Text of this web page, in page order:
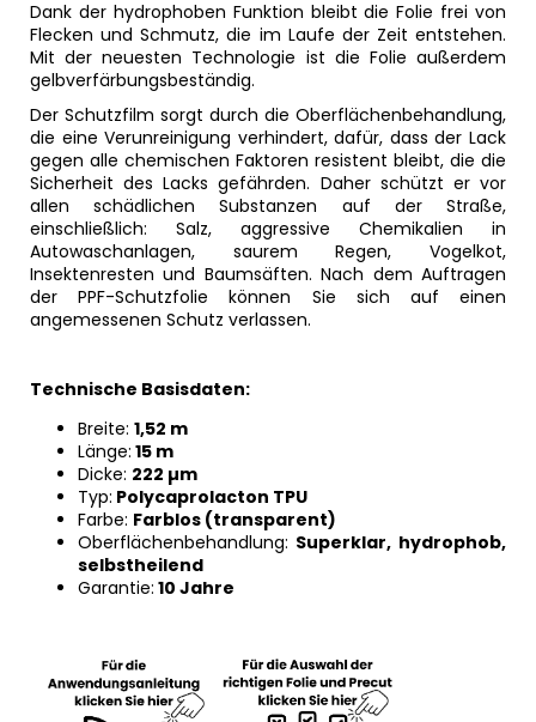
Dank der hydrophoben Funktion bleibt die Folie frei von
Flecken und Schmutz, die im Laufe der Zeit entstehen.
Mit der neuesten Technologie ist die Folie außerdem
gelbverfärbungsbeständig.
Der Schutzfilm sorgt durch die Oberflächenbehandlung,
die eine Verunreinigung verhindert, dafür, dass der Lack
gegen alle chemischen Faktoren resistent bleibt, die die
Sicherheit des Lacks gefährden. Daher schützt er vor
allen schädlichen Substanzen auf der Straße,
einschließlich: Salz, aggressive Chemikalien in
Autowaschanlagen, saurem Regen, Vogelkot,
Insektenresten und Baumsäften. Nach dem Auftragen
der PPF-Schutzfolie können Sie sich auf einen
angemessenen Schutz verlassen.
Technische Basisdaten:
Breite: 1,52 m
Länge: 15 m
Dicke: 222 µm
Typ: Polycaprolacton TPU
Farbe: Farblos (transparent)
Oberflächenbehandlung: Superklar, hydrophob,
selbstheilend
Garantie: 10 Jahre